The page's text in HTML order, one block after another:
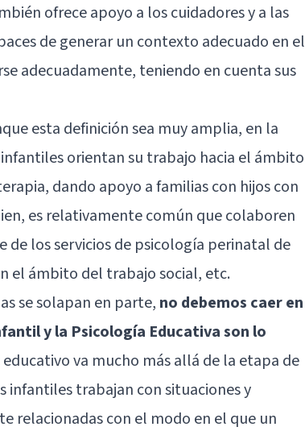
ofrece apoyo a los cuidadores y a las
de generar un contexto adecuado en el
adecuadamente, teniendo en cuenta sus
esta definición sea muy amplia, en la
orientan su trabajo hacia el ámbito
dando apoyo a familias con hijos con
es relativamente común que colaboren
los servicios de psicología perinatal de
el ámbito del trabajo social, etc.
se solapan en parte, no debemos caer en
y la Psicología Educativa son lo
va mucho más allá de la etapa de
infantiles trabajan con situaciones y
relacionadas con el modo en el que un